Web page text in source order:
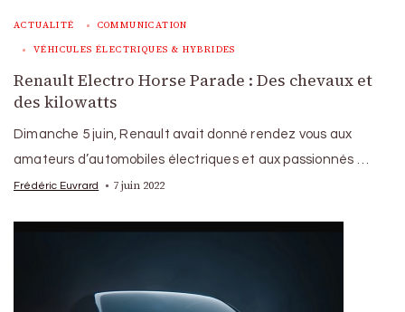
ACTUALITÉ COMMUNICATION
VÉHICULES ÉLECTRIQUES & HYBRIDES
Renault Electro Horse Parade : Des chevaux et
des kilowatts
Dimanche 5 juin, Renault avait donné rendez vous aux
amateurs d’automobiles électriques et aux passionnés …
Frédéric Euvrard 7 juin 2022